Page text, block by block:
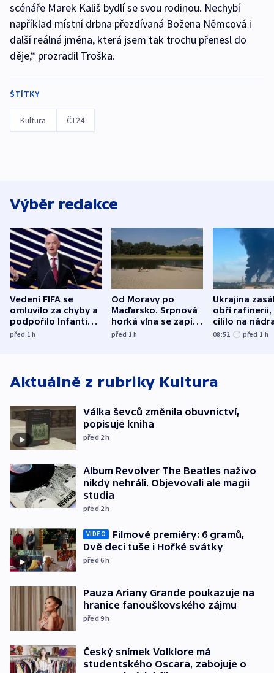
scénáře Marek Kališ bydlí se svou rodinou. Nechybí
například místní drbna přezdívaná Božena Němcová i
další reálná jména, která jsem tak trochu přenesl do
děje,“ prozradil Troška.
ŠTÍTKY
Kultura ČT24
Výběr redakce
Vedení FIFA se
omluvilo za chyby a
podpořilo Infantina.
UEFA trvá na
před 1h
Od Moravy po
Maďarsko. Srpnová
horká vlna se zapíše
do dějin
před 1h
Ukrajina
obří rafinerii,
cílilo na
autobus
08:52 před 1 h
Aktuálně z rubriky Kultura
Válka ševců změnila obuvnictví,
popisuje kniha
před 2h
Album Revolver The Beatles naživo
nikdy nehráli. Objevovali ale magii
studia
před 2h
VIDEO
Filmové premiéry: 6 gramů,
Dvě deci tuše i Hořké svátky
před 6h
Pauza Ariany Grande poukazuje na
hranice fanouškovského zájmu
před 9h
Český snímek Volklore má
studentského Oscara, zabojuje o